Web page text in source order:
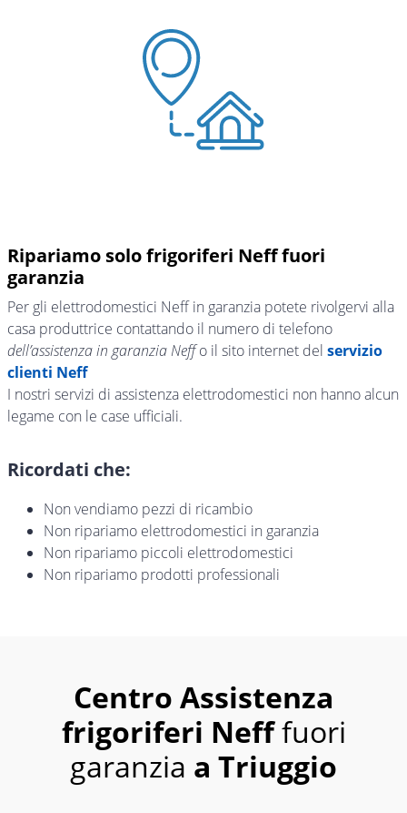
Ripariamo solo frigoriferi Neff fuori
garanzia
Per gli elettrodomestici Neff in garanzia potete rivolgervi alla
casa produttrice contattando il numero di telefono
dell’assistenza in garanzia Neffo il sito internet del servizio
clienti Neff
I nostri servizi di assistenza elettrodomestici non hanno alcun
legame con le case ufficiali.
Ricordati che:
Non vendiamo pezzi di ricambio
Non ripariamo elettrodomestici in garanzia
Non ripariamo piccoli elettrodomestici
Non ripariamo prodotti professionali
Centro Assistenza
frigoriferi Nefffuori
garanzia a Triuggio